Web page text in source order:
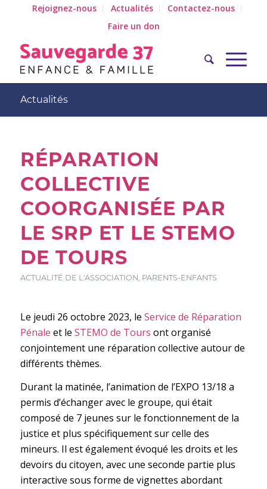
Rejoignez-nous Actualités
Contactez-nous
Faire un don
Actualités
RÉPARATION
COLLECTIVE
COORGANISÉE PAR
LE SRP ET LE STEMO
DE TOURS
ACTUALITÉ DE L'ASSOCIATION, PARENTS-ENFANTS
Le jeudi 26 octobre 2023, le Service de Réparation
Pénale et le STEMO de Tours ont organisé
conjointement une réparation collective autour de
différents thèmes.
Durant la matinée, l’animation de l’EXPO 13/18 a
permis d’échanger avec le groupe, qui était
composé de 7 jeunes sur le fonctionnement de la
justice et plus spécifiquement sur celle des
mineurs. Il est également évoqué les droits et les
devoirs du citoyen, avec une seconde partie plus
interactive sous forme de vignettes abordant